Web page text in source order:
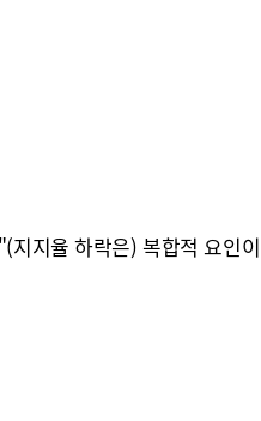
지율 하락은) 복합적 요인